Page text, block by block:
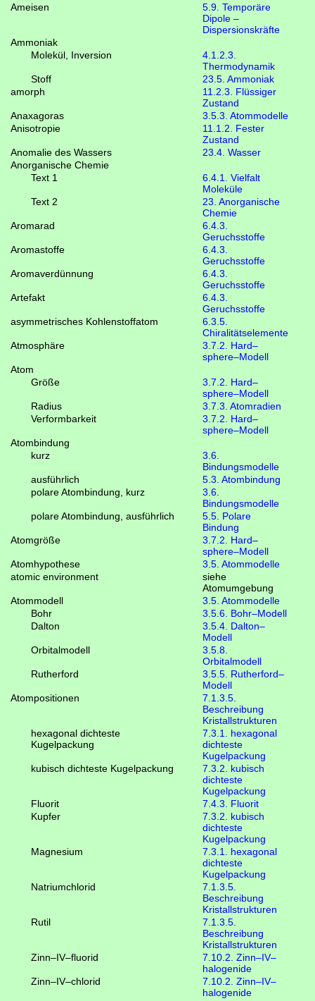
Ameisen
5.9. Temporäre
Dipole –
Dispersionskräfte
Ammoniak
Molekül, Inversion
4.1.2.3.
Thermodynamik
Stoff
23.5. Ammoniak
amorph
11.2.3. Flüssiger
Zustand
Anaxagoras
3.5.3. Atommodelle
Anisotropie
11.1.2. Fester
Zustand
Anomalie des Wassers
23.4. Wasser
Anorganische Chemie
Text 1
6.4.1. Vielfalt
Moleküle
Text 2
23. Anorganische
Chemie
Aromarad
6.4.3.
Geruchsstoffe
Aromastoffe
6.4.3.
Geruchsstoffe
Aromaverdünnung
6.4.3.
Geruchsstoffe
Artefakt
6.4.3.
Geruchsstoffe
asymmetrisches Kohlenstoffatom
6.3.5.
Chiralitätselemente
Atmosphäre
3.7.2. Hard–
sphere–Modell
Atom
Größe
3.7.2. Hard–
sphere–Modell
Radius
3.7.3. Atomradien
Verformbarkeit
3.7.2. Hard–
sphere–Modell
Atombindung
kurz
3.6.
Bindungsmodelle
ausführlich
5.3. Atombindung
polare Atombindung, kurz
3.6.
Bindungsmodelle
polare Atombindung, ausführlich
5.5. Polare
Bindung
Atomgröße
3.7.2. Hard–
sphere–Modell
Atomhypothese
3.5. Atommodelle
atomic environment
siehe
Atomumgebung
Atommodell
3.5. Atommodelle
Bohr
3.5.6. Bohr–Modell
Dalton
3.5.4. Dalton–
Modell
Orbitalmodell
3.5.8.
Orbitalmodell
Rutherford
3.5.5. Rutherford–
Modell
Atompositionen
7.1.3.5.
Beschreibung
Kristallstrukturen
hexagonal dichteste
Kugelpackung
7.3.1. hexagonal
dichteste
Kugelpackung
kubisch dichteste Kugelpackung
7.3.2. kubisch
dichteste
Kugelpackung
Fluorit
7.4.3. Fluorit
Kupfer
7.3.2. kubisch
dichteste
Kugelpackung
Magnesium
7.3.1. hexagonal
dichteste
Kugelpackung
Natriumchlorid
7.1.3.5.
Beschreibung
Kristallstrukturen
Rutil
7.1.3.5.
Beschreibung
Kristallstrukturen
Zinn–IV–fluorid
7.10.2. Zinn–IV–
halogenide
Zinn–IV–chlorid
7.10.2. Zinn–IV–
halogenide